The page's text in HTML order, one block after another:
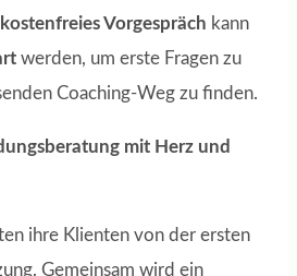
kostenfreies Vorgespräch kann
werden, um erste Fragen zu
Coaching-Weg zu finden.
mit Herz und
ihre Klienten von der ersten
Gemeinsam wird ein